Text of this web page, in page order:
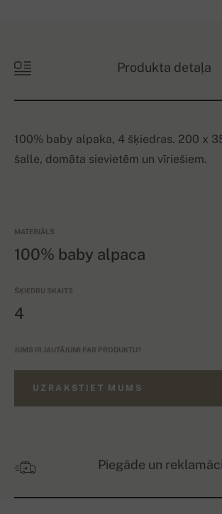
Produkta detaļa
100% baby alpaka, 4 šķiedras. 200 x
šalle, domāta sievietēm un vīriešiem.
MATERIĀLS
100% baby alpaca
ŠĶIEDRU SKAITS
4
JUMS IR JAUTĀJUMI PAR PRODUKTU?
UZRAKSTIET MUMS
Piegāde un